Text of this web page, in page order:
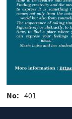
No 401